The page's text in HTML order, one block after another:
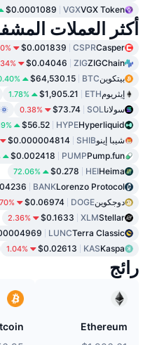
VGX Token
VGX
$0.0001089
أكثر العملات
Casper
CSPR
$0.001839
ZIGChain
ZIG
$0.04046
بيتكوينBTC
$64,530.15
إيثريومETH
$1,905.21
1.78%
سولانا SOL
$73.74
0.38%
Hyperliquid
HYPE
$56.52
شيبا إينوSHIB
$0.000004814
Pump.fun
PUMP
$0.002418
Heima
HEI
$0.278
72.06%
Lorenzo Protocol
BANK
دوجكوينDOGE
$0.06974
Stellar
XLM
$0.1633
2.36%
Terra Classic
LUNC
Kaspa
KAS
$0.02613
1.04%
رائج
Ethereum